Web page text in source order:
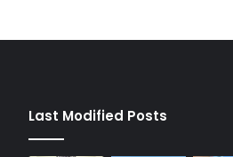
Last Modified Posts